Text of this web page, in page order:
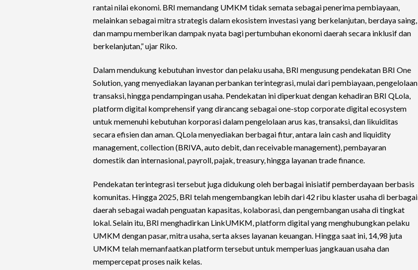
rantai nilai ekonomi. BRI memandang UMKM tidak semata sebagai penerima pembiayaan,
melainkan sebagai mitra strategis dalam ekosistem investasi yang berkelanjutan, berdaya saing,
dan mampu memberikan dampak nyata bagi pertumbuhan ekonomi daerah secara inklusif dan
berkelanjutan,” ujar Riko.
Dalam mendukung kebutuhan investor dan pelaku usaha, BRI mengusung pendekatan BRI One
Solution, yang menyediakan layanan perbankan terintegrasi, mulai dari pembiayaan, pengelolaan
transaksi, hingga pendampingan usaha. Pendekatan ini diperkuat dengan kehadiran BRI QLola,
platform digital komprehensif yang dirancang sebagai one-stop corporate digital ecosystem
untuk memenuhi kebutuhan korporasi dalam pengelolaan arus kas, transaksi, dan likuiditas
secara efisien dan aman. QLola menyediakan berbagai fitur, antara lain cash and liquidity
management, collection (BRIVA, auto debit, dan receivable management), pembayaran
domestik dan internasional, payroll, pajak, treasury, hingga layanan trade finance.
Pendekatan terintegrasi tersebut juga didukung oleh berbagai inisiatif pemberdayaan berbasis
komunitas. Hingga 2025, BRI telah mengembangkan lebih dari 42 ribu klaster usaha di berbagai
daerah sebagai wadah penguatan kapasitas, kolaborasi, dan pengembangan usaha di tingkat
lokal. Selain itu, BRI menghadirkan LinkUMKM, platform digital yang menghubungkan pelaku
UMKM dengan pasar, mitra usaha, serta akses layanan keuangan. Hingga saat ini, 14,98 juta
UMKM telah memanfaatkan platform tersebut untuk memperluas jangkauan usaha dan
mempercepat proses naik kelas.